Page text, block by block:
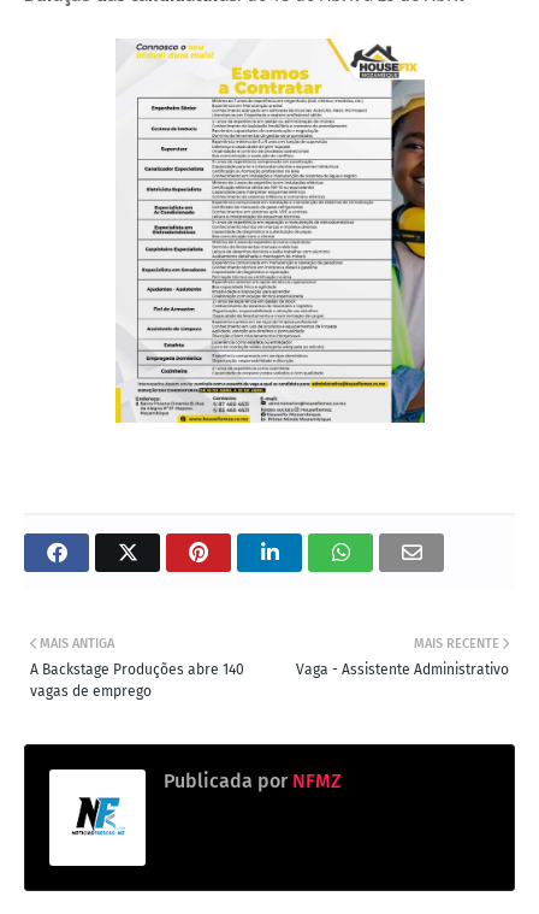
MAIS RECENTE
Vaga - Assistente Administrativo
MAIS ANTIGA
A Backstage Produções abre 140
vagas de emprego
Publicada por NFMZ